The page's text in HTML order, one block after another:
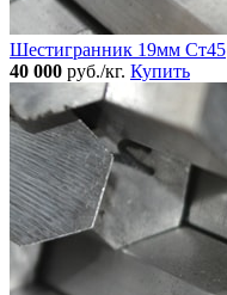
Шестигранник 19мм Ст45
40 000 руб./кг. Купить